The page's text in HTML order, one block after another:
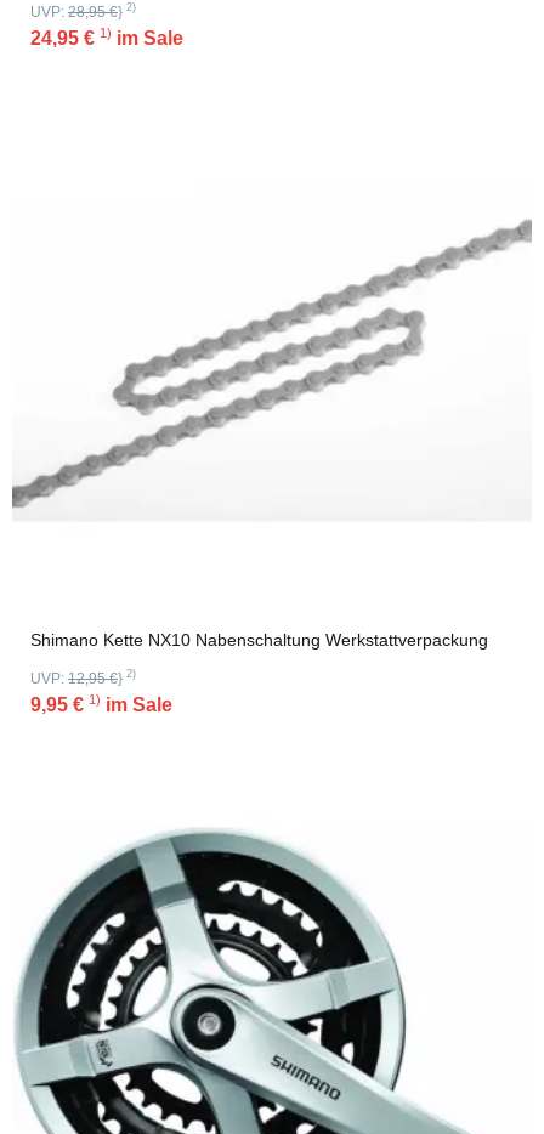
UVP: 28,95 €} 2)
24,95 € 1) im Sale
Shimano Kette NX10 Nabenschaltung Werkstattverpackung
UVP: 12,95 €} 2)
9,95 € 1) im Sale